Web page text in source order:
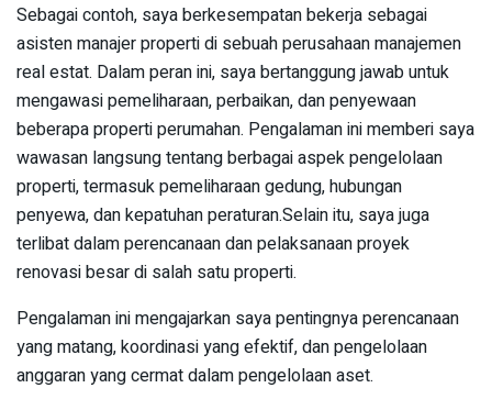
Sebagai contoh, saya berkesempatan bekerja sebagai
asisten manajer properti di sebuah perusahaan manajemen
real estat. Dalam peran ini, saya bertanggung jawab untuk
mengawasi pemeliharaan, perbaikan, dan penyewaan
beberapa properti perumahan. Pengalaman ini memberi saya
wawasan langsung tentang berbagai aspek pengelolaan
properti, termasuk pemeliharaan gedung, hubungan
penyewa, dan kepatuhan peraturan.Selain itu, saya juga
terlibat dalam perencanaan dan pelaksanaan proyek
renovasi besar di salah satu properti.
Pengalaman ini mengajarkan saya pentingnya perencanaan
yang matang, koordinasi yang efektif, dan pengelolaan
anggaran yang cermat dalam pengelolaan aset.